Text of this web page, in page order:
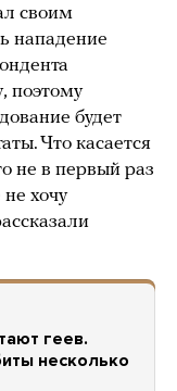
своим
нападение
поэтому
будет
Что касается
не в первый раз
хочу
геев.
несколько